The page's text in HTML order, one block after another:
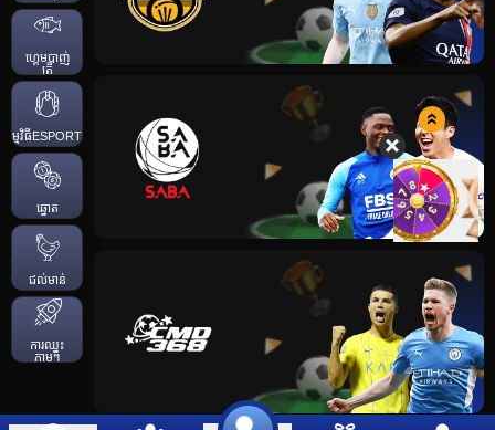
ហ្គេមបាញ់
ត្រី
កម្មវិធីESPORTS
ឆ្នោត
ជល់មាន់
ការឈ្នះ
ភ្លាមៗ